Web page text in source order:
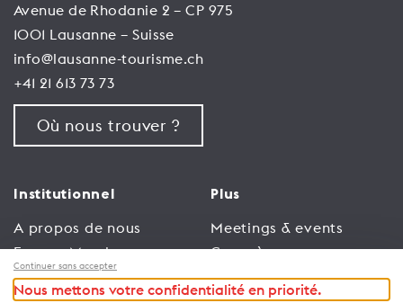
Avenue de Rhodanie 2 – CP 975
1001 Lausanne – Suisse
info@lausanne-tourisme.ch
+41 21 613 73 73
Où nous trouver ?
Institutionnel
A propos de nous
Espace Membres
Emploi
Plus
Meetings & events
Congrès
Trade
Continuer sans accepter
Nous mettons votre confidentialité en priorité.